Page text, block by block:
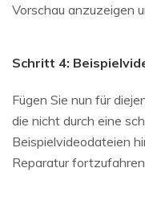
Vorschau anzuzeigen
Schritt 4:
Fügen Sie nun für
die nicht durch eine
Beispielvideodateien
Reparatur fortzufahren.